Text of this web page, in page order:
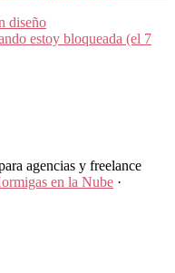
diseño
estoy bloqueada (el 7
agencias y freelance
en la Nube ·